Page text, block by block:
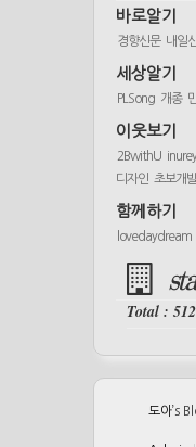
바로알기
경향신문 내일
세상알기
PLSong 개종
이웃보기
2BwithU
디자인 초보개
함께하기
lovedaydream
Total :
도아’s